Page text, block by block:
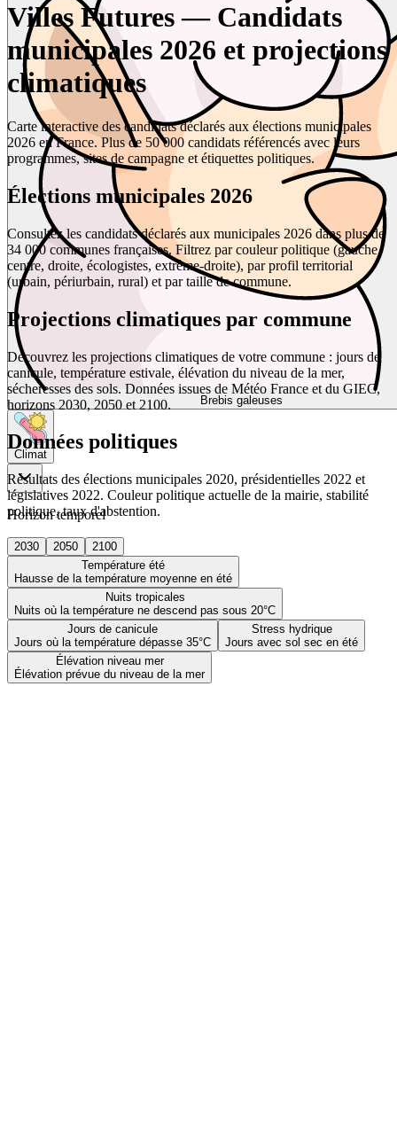
Brebis galeuses
Climat
Horizon temporel
2030 2050
2100
Température été
Hausse de la température moyenne en été
Nuits tropicales
Nuits où la température ne descend pas sous 20°C
Jours de canicule
Jours où la température dépasse 35°C
Stress hydrique
Jours avec sol sec en été
Élévation niveau mer
Élévation prévue du niveau de la mer
Villes Futures — Candidats
municipales 2026 et projections
climatiques
Carte interactive des candidats déclarés aux élections municipales
2026 en France. Plus de 50 000 candidats référencés avec leurs
programmes, sites de campagne et étiquettes politiques.
Élections municipales 2026
Consultez les candidats déclarés aux municipales 2026 dans plus de
34 000 communes françaises. Filtrez par couleur politique (gauche,
centre, droite, écologistes, extrême-droite), par profil territorial
(urbain, périurbain, rural) et par taille de commune.
Projections climatiques par commune
Découvrez les projections climatiques de votre commune : jours de
canicule, température estivale, élévation du niveau de la mer,
sécheresses des sols. Données issues de Météo France et du GIEC,
horizons 2030, 2050 et 2100.
Données politiques
Résultats des élections municipales 2020, présidentielles 2022 et
législatives 2022. Couleur politique actuelle de la mairie, stabilité
politique, taux d'abstention.